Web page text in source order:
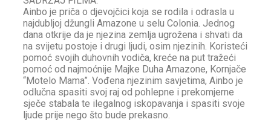
Ainbo je priča o djevojčici koja se rodila i odrasla u
najdubljoj džungli Amazone u selu Colonia. Jednog
dana otkrije da je njezina zemlja ugrožena i shvati da
na svijetu postoje i drugi ljudi, osim njezinih. Koristeći
pomoć svojih duhovnih vodiča, kreće na put tražeći
pomoć od najmoćnije Majke Duha Amazone, Kornjače
“Motelo Mama”. Vođena njezinim savjetima, Ainbo je
odlučna spasiti svoj raj od pohlepne i prekomjerne
sječe stabala te ilegalnog iskopavanja i spasiti svoje
ljude prije nego što bude prekasno.